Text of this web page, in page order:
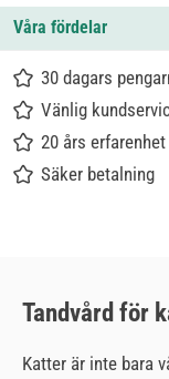
Våra fördelar
30 dagars
Vänlig
20 års erfarenhet
Säker betalning
Tandvård för
Katter är inte bara